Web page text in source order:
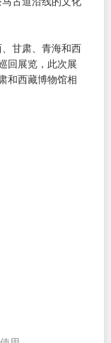
甘肃、青海和西
回展览，此次展
和西藏博物馆相